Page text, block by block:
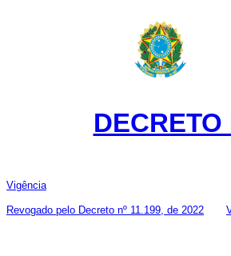
DECRETO
Vigência
Revogado pelo Decreto nº 11.199, de 2022